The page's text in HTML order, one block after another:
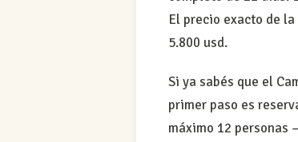
El precio exacto de
5.800 usd.
Si ya sabés que el
primer paso es
máximo 12 personas